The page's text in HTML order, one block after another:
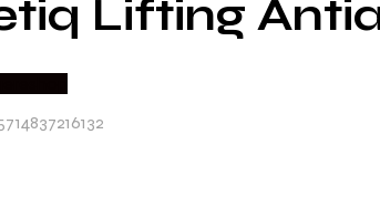
Lifting